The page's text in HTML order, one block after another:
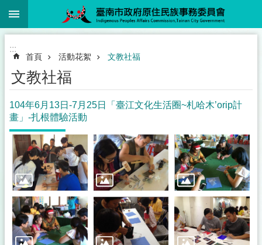
跳到主要內容區塊
:::
首頁 活動花絮 文教社福
文教社福
104年6月13日-7月25日「臺江文化生活圈~札哈木’orip計
畫」-扎根體驗活動